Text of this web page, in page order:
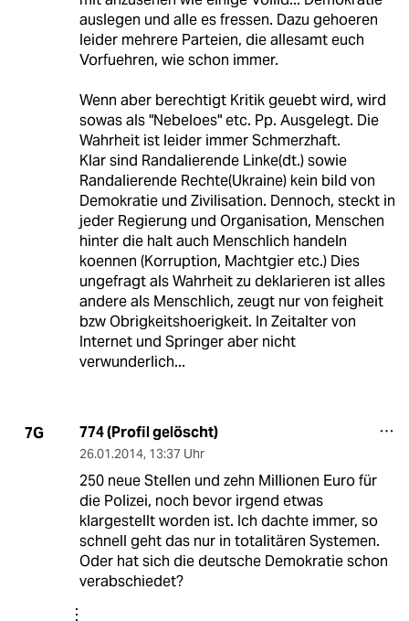
auslegen und alle es fressen. Dazu gehoeren
leider mehrere Parteien, die allesamt euch
Vorfuehren, wie schon immer.
Wenn aber berechtigt Kritik geuebt wird, wird
sowas als "Nebeloes" etc. Pp. Ausgelegt. Die
Wahrheit ist leider immer Schmerzhaft.
Klar sind Randalierende Linke(dt.) sowie
Randalierende Rechte(Ukraine) kein bild von
Demokratie und Zivilisation. Dennoch, steckt in
jeder Regierung und Organisation, Menschen
hinter die halt auch Menschlich handeln
koennen (Korruption, Machtgier etc.) Dies
ungefragt als Wahrheit zu deklarieren ist alles
andere als Menschlich, zeugt nur von feigheit
bzw Obrigkeitshoerigkeit. In Zeitalter von
Internet und Springer aber nicht
verwunderlich...
7G 774 (Profil gelöscht)
26.01.2014, 13:37 Uhr
250 neue Stellen und zehn Millionen Euro für
die Polizei, noch bevor irgend etwas
klargestellt worden ist. Ich dachte immer, so
schnell geht das nur in totalitären Systemen.
Oder hat sich die deutsche Demokratie schon
verabschiedet?